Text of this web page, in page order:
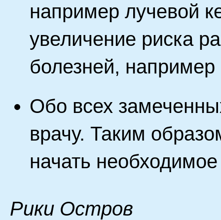
например лучевой
увеличение риска
болезней,
Обо всех
врачу. Таким
начать
Pики Ocтpoв